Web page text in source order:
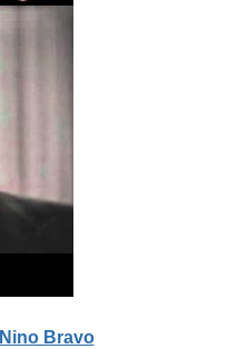
Nino Bravo